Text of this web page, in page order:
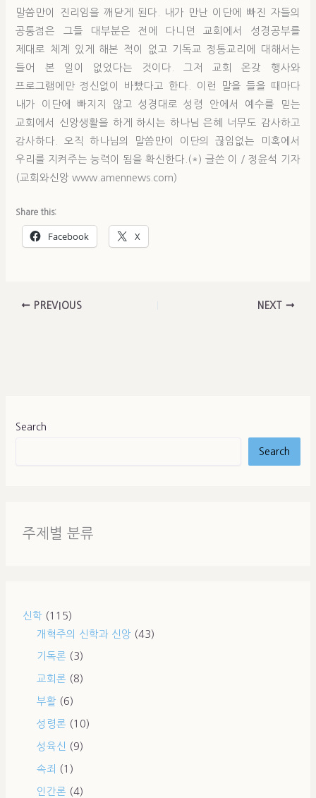
말씀만이 진리임을 깨닫게 된다. 내가 만난 이단에 빠진 자들의
공통점은 그들 대부분은 전에 다니던 교회에서 성경공부를
제대로 체계 있게 해본 적이 없고 기독교 정통교리에 대해서는
들어 본 일이 없었다는 것이다. 그저 교회 온갖 행사와
프로그램에만 정신없이 바빴다고 한다. 이런 말을 들을 때마다
내가 이단에 빠지지 않고 성경대로 성령 안에서 예수를 믿는
교회에서 신앙생활을 하게 하시는 하나님 은혜 너무도 감사하고
감사하다. 오직 하나님의 말씀만이 이단의 끊임없는 미혹에서
우리를 지켜주는 능력이 됨을 확신한다.(*) 글쓴 이 / 정윤석 기자
(교회와신앙 www.amennews.com)
Share this:
Facebook X
PREVIOUS NEXT
Search
Search
주제별 분류
신학 (115)
개혁주의 신학과 신앙 (43)
기독론 (3)
교회론 (8)
부활 (6)
성령론 (10)
성육신 (9)
속죄 (1)
인간론 (4)